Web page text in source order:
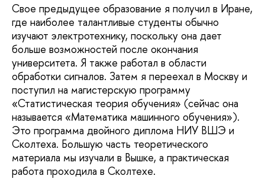
Свое предыдущее образование я получил в Иране,
где наиболее талантливые студенты обычно
изучают электротехнику, поскольку она дает
больше возможностей после окончания
университета. Я также работал в области
обработки сигналов. Затем я переехал в Москву и
поступил на магистерскую программу
«Статистическая теория обучения» (сейчас она
называется «Математика машинного обучения»).
Это программа двойного диплома НИУ ВШЭ и
Сколтеха. Большую часть теоретического
материала мы изучали в Вышке, а практическая
работа проходила в Сколтехе.